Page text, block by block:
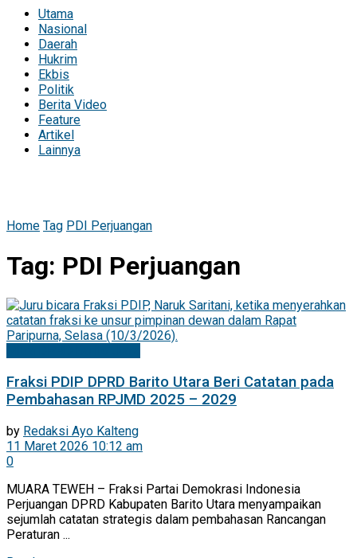
Utama
Nasional
Daerah
Hukrim
Ekbis
Politik
Berita Video
Feature
Artikel
Lainnya
Home Tag PDI Perjuangan
Tag: PDI Perjuangan
Fraksi PDIP DPRD Barito Utara Beri Catatan pada
Pembahasan RPJMD 2025 – 2029
by Redaksi Ayo Kalteng
11 Maret 2026 10:12 am
0
MUARA TEWEH – Fraksi Partai Demokrasi Indonesia
Perjuangan DPRD Kabupaten Barito Utara menyampaikan
sejumlah catatan strategis dalam pembahasan Rancangan
Peraturan ...